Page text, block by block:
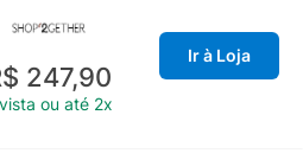
247,90
ou até 2x
Ir à Loja